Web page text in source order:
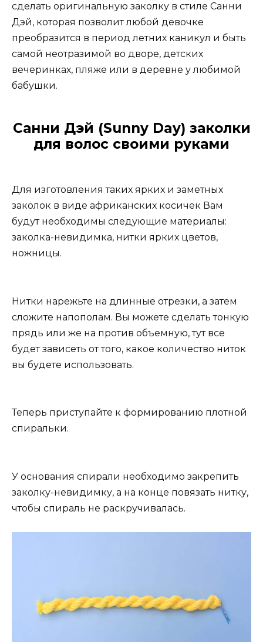
сделать оригинальную заколку в стиле Санни
Дэй, которая позволит любой девочке
преобразится в период летних каникул и быть
самой неотразимой во дворе, детских
вечеринках, пляже или в деревне у любимой
бабушки.
Санни Дэй (Sunny Day) заколки
для волос своими руками
Для изготовления таких ярких и заметных
заколок в виде африканских косичек Вам
будут необходимы следующие материалы:
заколка-невидимка, нитки ярких цветов,
ножницы.
Нитки нарежьте на длинные отрезки, а затем
сложите напополам. Вы можете сделать тонкую
прядь или же на против объемную, тут все
будет зависеть от того, какое количество ниток
вы будете использовать.
Теперь приступайте к формированию плотной
спиральки.
У основания спирали необходимо закрепить
заколку-невидимку, а на конце повязать нитку,
чтобы спираль не раскручивалась.